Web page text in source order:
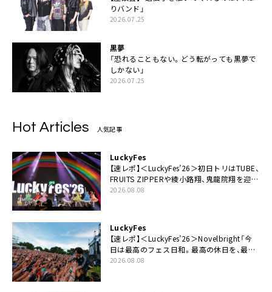
りバンド」
2026.07.25
黒夢
「恐れることもない。どう転がっても黒夢で
しかない」
2026.07.25
Hot Articles 人気記事
LuckyFes
【速レポ】＜LuckyFes’26＞初日トリはTUBE、
FRUITS ZIPPERや綾小路翔、鬼龍院翔を迎え
た豪華コラボも「知ってたらぜひ一緒に歌っ
2026.08.08
LuckyFes
【速レポ】＜LuckyFes’26＞Novelbright「今
日は最高のフェス日和。最高の休日を、最高
の夏休みを作っていきたい」
2026.08.08